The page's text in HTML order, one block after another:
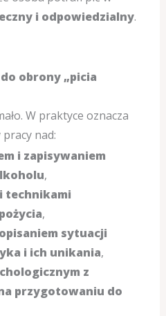
i odpowiedzialny.
obrony „picia
W praktyce oznacza
nad:
i zapisywaniem
,
technikami
,
sytuacji
i ich unikania,
z
przygotowaniu do